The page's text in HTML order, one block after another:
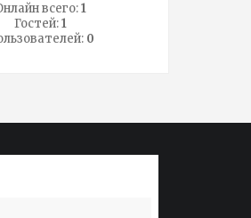
всего:1
Гостей:1
0